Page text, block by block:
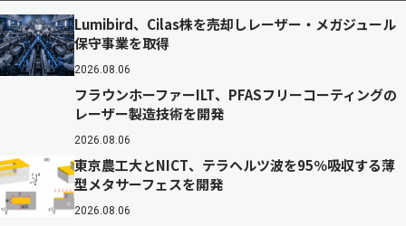
Lumibird、Cilas株を売却しレーザー・メガジュール
保守事業を取得
2026.08.06
フラウンホーファーILT、PFASフリーコーティングの
レーザー製造技術を開発
2026.08.06
東京農工大とNICT、テラヘルツ波を95％吸収する薄
型メタサーフェスを開発
2026.08.06